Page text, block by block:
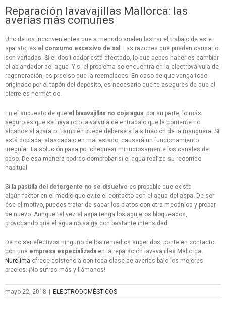
Reparación lavavajillas Mallorca: las
averías más comunes
Uno de los inconvenientes que a menudo suelen lastrar el trabajo de este
aparato, es el consumo excesivo de sal . Las razones que pueden causarlo
son variadas. Si el dosificador está afectado, lo que debes hacer es cambiar
el ablandador del agua. Y si el problema se encuentra en la electroválvula de
regeneración, es preciso que la reemplaces. En caso de que venga todo
originado por el tapón del depósito, es necesario que te asegures de que el
cierre es hermético.
En el supuesto de que el lavavajillas no coja agua, por su parte, lo más
seguro es que se haya roto la válvula de entrada o que la corriente no
alcance al aparato. También puede deberse a la situación de la manguera. Si
está doblada, atascada o en mal estado, causará un funcionamiento
irregular. La solución pasa por chequear minuciosamente los canales de
paso. De esa manera podrás comprobar si el agua realiza su recorrido
habitual.
Si la pastilla del detergente no se disuelve es probable que exista
algún factor en el medio que evite el contacto con el agua del aspa. De ser
ése el motivo, puedes tratar de sacar los platos con otra mecánica y probar
de nuevo. Aunque tal vez el aspa tenga los agujeros bloqueados,
provocando que el agua no salga con bastante intensidad.
De no ser efectivos ninguno de los remedios sugeridos, ponte en contacto
con una empresa especializada en la reparación lavavajillas Mallorca.
Nurclima ofrece asistencia con toda clase de averías bajo los mejores
precios. ¡No sufras más y llámanos!
mayo 22, 2018 ELECTRODOMÉSTICOS